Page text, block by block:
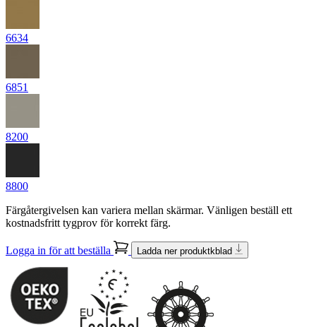
6634
6851
8200
8800
Färgåtergivelsen kan variera mellan skärmar. Vänligen beställ ett
kostnadsfritt tygprov för korrekt färg.
Logga in för att beställa Ladda ner produktkblad